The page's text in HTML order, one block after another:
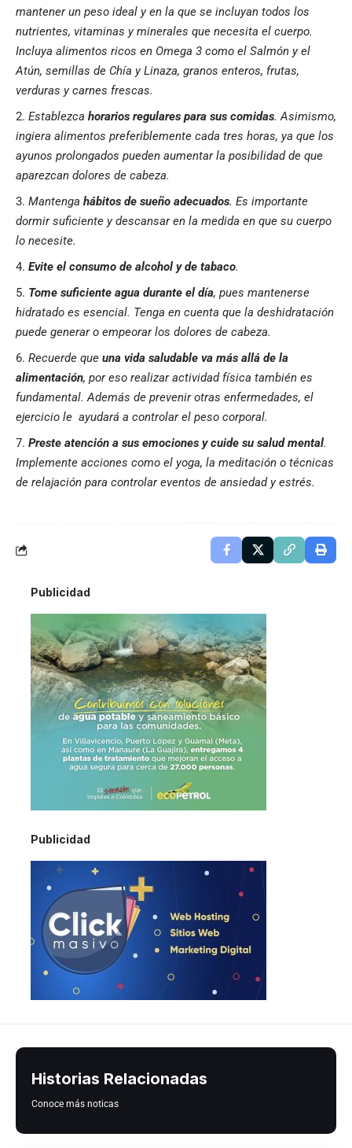
mantener un peso ideal y en la que se incluyan todos los
nutrientes, vitaminas y minerales que necesita el cuerpo.
Incluya alimentos ricos en Omega 3 como el Salmón y el
Atún, semillas de Chía y Linaza, granos enteros, frutas,
verduras y carnes frescas.
Establezca horarios regulares para sus comidas. Asimismo,
ingiera alimentos preferiblemente cada tres horas, ya que los
ayunos prolongados pueden aumentar la posibilidad de que
aparezcan dolores de cabeza.
Mantenga hábitos de sueño adecuados. Es importante
dormir suficiente y descansar en la medida en que su cuerpo
lo necesite.
Evite el consumo de alcohol y de tabaco.
Tome suficiente agua durante el día, pues mantenerse
hidratado es esencial. Tenga en cuenta que la deshidratación
puede generar o empeorar los dolores de cabeza.
Recuerde que una vida saludable va más allá de la
alimentación, por eso realizar actividad física también es
fundamental. Además de prevenir otras enfermedades, el
ejercicio le ayudará a controlar el peso corporal.
Preste atención a sus emociones y cuide su salud mental.
Implemente acciones como el yoga, la meditación o técnicas
de relajación para controlar eventos de ansiedad y estrés.
Publicidad
Publicidad
Historias Relacionadas
Conoce más noticas